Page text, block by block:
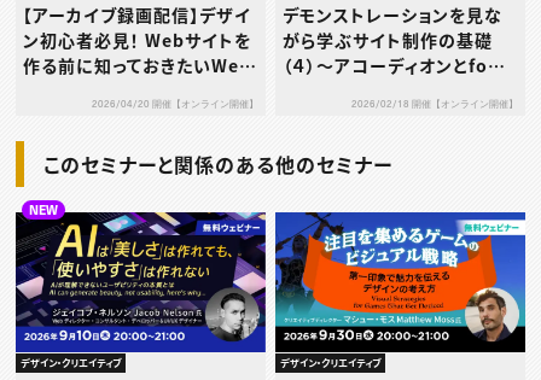
【アーカイブ録画配信】デザイ
ン初心者必見！ Webサイトを
作る前に知っておきたいWeb
2026/04/20 開催【オンライン開催】
デモンストレーションを見な
がら学ぶサイト制作の基礎
（４）〜アコーディオンとfoot
2026/02/18 開催【オンライン開催】
このセミナーと関係のある他のセミナー
NEW
デザイン・クリエイティブ デザイン・クリエイティブ